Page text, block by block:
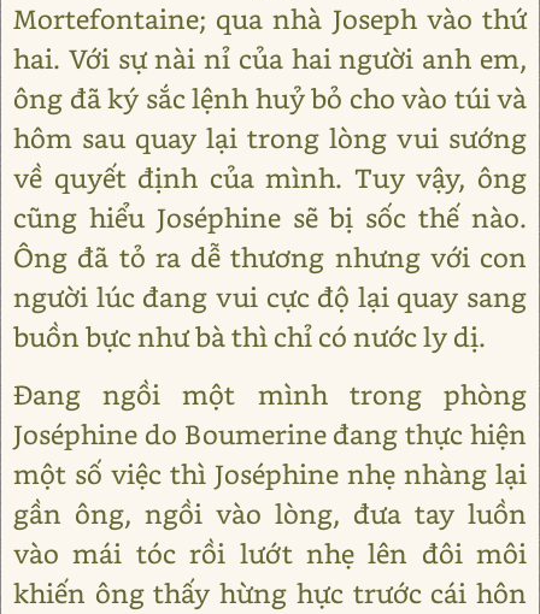
Mortefontaine; qua nhà Joseph vào thứ
hai. Với sự nài nỉ của hai người anh em,
ông đã ký sắc lệnh huỷ bỏ cho vào túi và
hôm sau quay lại trong lòng vui sướng
về quyết định của mình. Tuy vậy, ông
cũng hiểu Joséphine sẽ bị sốc thế nào.
Ông đã tỏ ra dễ thương nhưng với con
người lúc đang vui cực độ lại quay sang
buồn bực như bà thì chỉ có nước ly dị.
Đang ngồi một mình trong phòng
Joséphine do Boumerine đang thực hiện
một số việc thì Joséphine nhẹ nhàng lại
gần ông, ngồi vào lòng, đưa tay luồn
vào mái tóc rồi lướt nhẹ lên đôi môi
khiến ông thấy hừng hực trước cái hôn